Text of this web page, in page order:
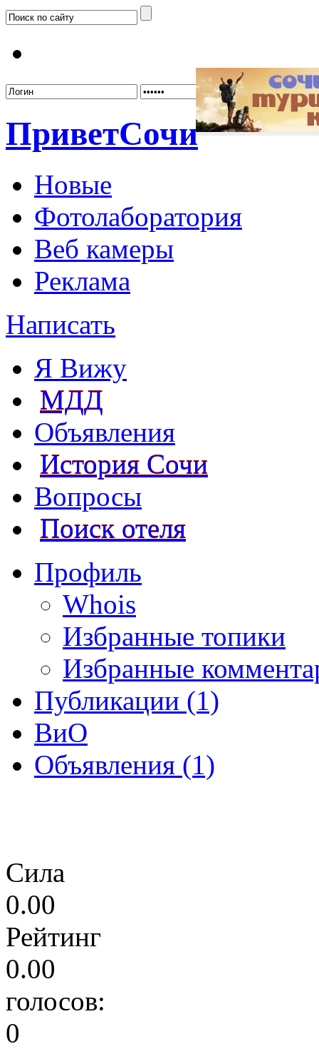
ПриветСочи
Новые
Фотолаборатория
Веб камеры
Реклама
Написать
Я Вижу
МДД
Объявления
История Сочи
Вопросы
Поиск отеля
Профиль
Whois
Избранные топики
Избранные
Публикации (1)
ВиО
Объявления (1)
Сила
0.00
Рейтинг
0.00
голосов:
0